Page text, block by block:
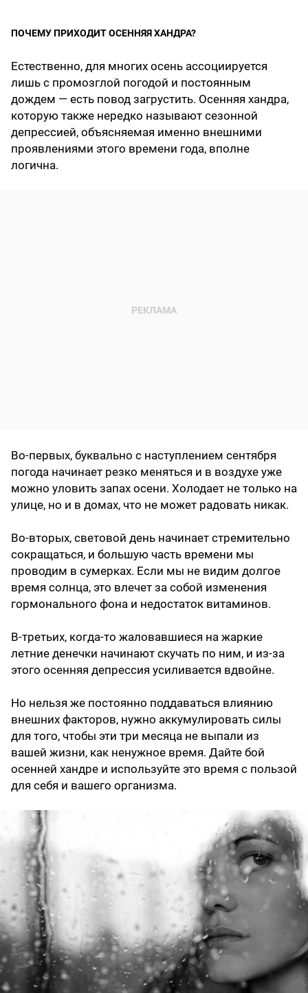
ПОЧЕМУ ПРИХОДИТ ОСЕННЯЯ ХАНДРА?
Естественно, для многих осень ассоциируется
лишь с промозглой погодой и постоянным
дождем — есть повод загрустить. Осенняя хандра,
которую также нередко называют сезонной
депрессией, объясняемая именно внешними
проявлениями этого времени года, вполне
логична.
Во-первых, буквально с наступлением сентября
погода начинает резко меняться и в воздухе уже
можно уловить запах осени. Холодает не только на
улице, но и в домах, что не может радовать никак.
Во-вторых, световой день начинает стремительно
сокращаться, и большую часть времени мы
проводим в сумерках. Если мы не видим долгое
время солнца, это влечет за собой изменения
гормонального фона и недостаток витаминов.
В-третьих, когда-то жаловавшиеся на жаркие
летние денечки начинают скучать по ним, и из-за
этого осенняя депрессия усиливается вдвойне.
Но нельзя же постоянно поддаваться влиянию
внешних факторов, нужно аккумулировать силы
для того, чтобы эти три месяца не выпали из
вашей жизни, как ненужное время. Дайте бой
осенней хандре и используйте это время с пользой
для себя и вашего организма.